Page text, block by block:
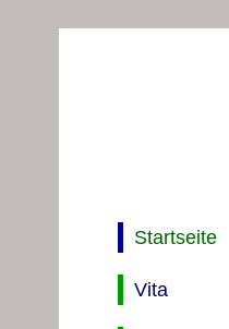
Startseite
Vita